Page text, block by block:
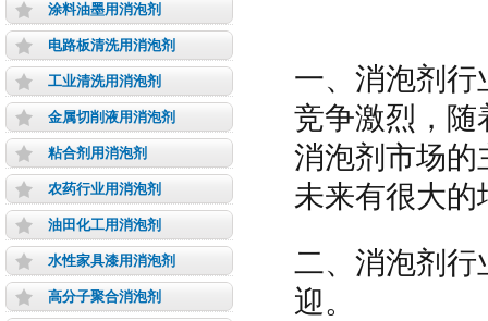
涂料油墨用消泡剂
电路板清洗用消泡剂
工业清洗用消泡剂
金属切削液用消泡剂
粘合剂用消泡剂
农药行业用消泡剂
油田化工用消泡剂
水性家具漆用消泡剂
高分子聚合消泡剂
一、消泡剂
竞争激烈，随
消泡剂市场的
未来有很大的
二、消泡剂行
迎。